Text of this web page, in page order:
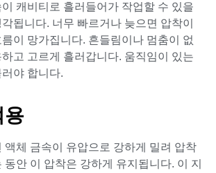
캐비티로 흘러들어가 작업할 수 있을
됩니다. 너무 빠르거나 늦으면 압착이
이 망가집니다. 흔들림이나 멈춤이 없
고 고르게 흘러갑니다. 움직임이 있는
야 합니다.
용
액체 금속이 유압으로 강하게 밀려 압착
동안 이 압착은 강하게 유지됩니다. 이 지